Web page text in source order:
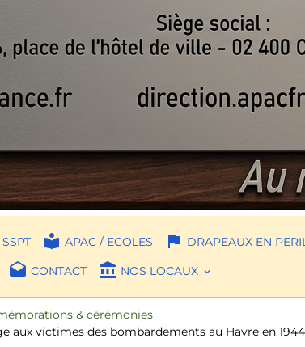
APAC / ECOLES DRAPEAUX EN
CONTACT NOS LOCAUX
& cérémonies
aux victimes des bombardements au Havre en 1944